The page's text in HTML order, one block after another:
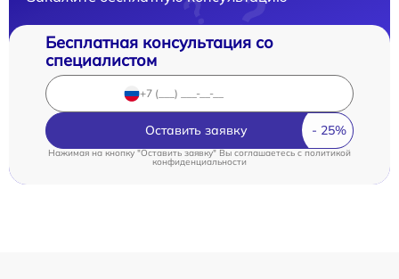
Бесплатная консультация со
специалистом
Оставить заявку
Нажимая на кнопку "Оставить заявку" Вы соглашаетесь cполитикой
конфиденциальности